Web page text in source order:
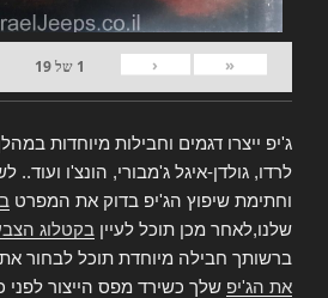
«
‹
1 של19
ג'יפ ייצרו דגמים וחבילות מיוחדות
לרדו, גולדן-איגל ג'מבורי, הונצ'ו ועוד..
וחתימת שיפוץ הג'יפ בדוק את המפרט
שלנו,לאחר מכן תוכל לעיין בקטלוג
ברשותך חבילה מיוחדת תוכל לבחור את
את הג'יפ שלך כשירד מפס הייצור לפני